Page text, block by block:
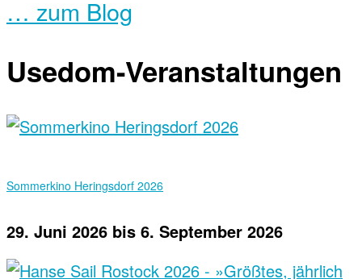
… zum Blog
Usedom-Veranstaltungen
Sommerkino Heringsdorf 2026
29. Juni 2026 bis 6. September 2026